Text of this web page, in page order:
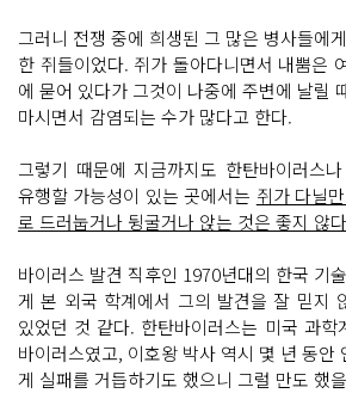
그러니 전쟁 중에 희생된 그 많은 병사들에
한 쥐들이었다. 쥐가 돌아다니면서 내뿜은
에 묻어 있다가 그것이 나중에 주변에 날릴
마시면서 감염되는 수가 많다고 한다.
그렇기 때문에 지금까지도 한탄바이러스
유행할 가능성이 있는 곳에서는 쥐가 다닐
로 드러눕거나 뒹굴거나 앉는 것은 좋지 않다
바이러스 발견 직후인 1970년대의 한국 기
게 본 외국 학계에서 그의 발견을 잘 믿지
있었던 것 같다. 한탄바이러스는 미국 과학
바이러스였고, 이호왕 박사 역시 몇 년 동안
게 실패를 거듭하기도 했으니 그럴 만도 했